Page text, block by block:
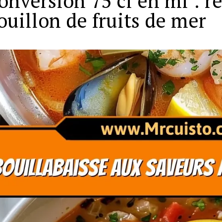
de fruits de mer